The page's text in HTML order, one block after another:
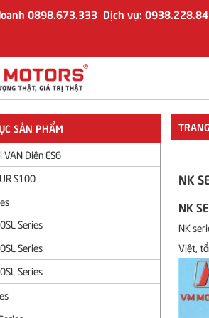
0898.673.333 Dịch vụ:
SẢN PHẨM
VAN Điện ES6
S100
Series
Series
Series
NK
NK
NK
Việt,